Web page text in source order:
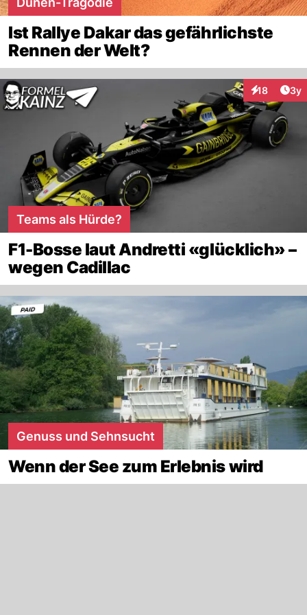
Ist Rallye Dakar das gefährlichste
Rennen der Welt?
18 3y
Teams als Hürde?
F1-Bosse laut Andretti «glücklich» –
wegen Cadillac
Genuss und Sehnsucht
Wenn der See zum Erlebnis wird